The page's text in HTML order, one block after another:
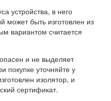
устройства, в него
может быть изготовлен из
вариантом считается
и не выделяет
покупке уточняйте у
изолятор, и
сертификат.